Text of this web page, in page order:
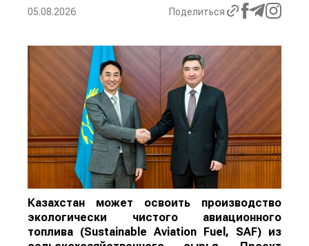
05.08.2026 Поделиться
Казахстан может освоить производство
экологически чистого авиационного
топлива (Sustainable Aviation Fuel, SAF) из